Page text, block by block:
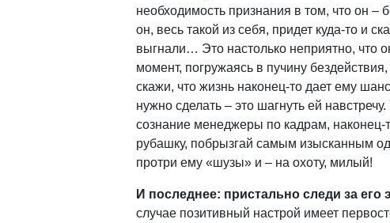
необходимость признания в том, что он –
он, весь такой из себя, придет куда-то и
выгнали… Это настолько неприятно, что
момент, погружаясь в пучину
скажи, что жизнь наконец-то дает ему
нужно сделать – это шагнуть ей
сознание менеджеры по кадрам,
рубашку, побрызгай самым изысканным
протри ему «шузы» и – на охоту, милый!
И последнее: пристально следи за
случае позитивный настрой имеет